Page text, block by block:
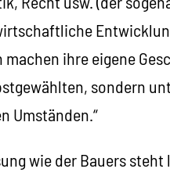
machen ihre eigene
sondern
Umständen.“
wie der Bauers